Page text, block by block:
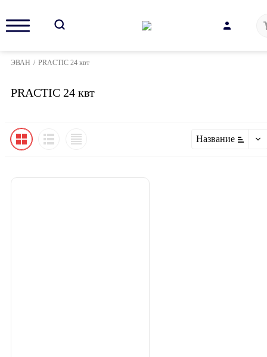
ЭВАН / PRACTIC 24 квт
PRACTIC 24 квт
Название